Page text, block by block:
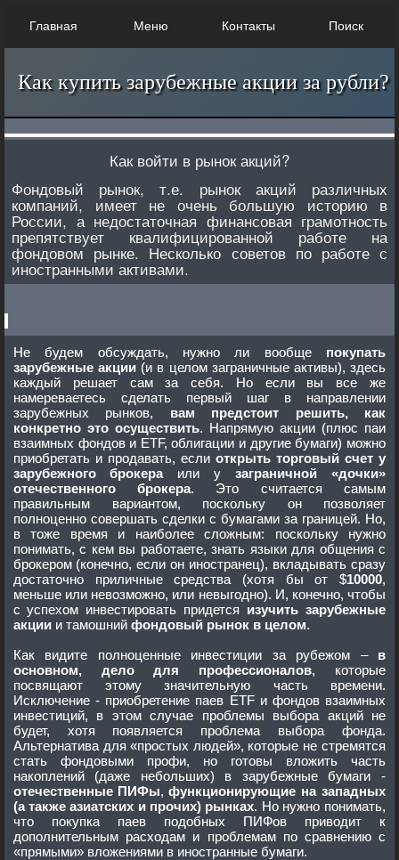
Главная Меню Контакты Поиск
Как купить зарубежные акции за рубли?
Как войти в рынок акций?
Фондовый рынок, т.е. рынок акций различных
компаний, имеет не очень большую историю в
России, а недостаточная финансовая грамотность
препятствует квалифицированной работе на
фондовом рынке. Несколько советов по работе с
иностранными активами.
Не будем обсуждать, нужно ли вообще покупать
зарубежные акции (и в целом заграничные активы), здесь
каждый решает сам за себя. Но если вы все же
намереваетесь сделать первый шаг в направлении
зарубежных рынков, вам предстоит решить, как
конкретно это осуществить. Напрямую акции (плюс паи
взаимных фондов и ETF, облигации и другие бумаги) можно
приобретать и продавать, если открыть торговый счет у
зарубежного брокераили у заграничной «дочки»
отечественного брокера. Это считается самым
правильным вариантом, поскольку он позволяет
полноценно совершать сделки с бумагами за границей. Но,
в тоже время и наиболее сложным: поскольку нужно
понимать, с кем вы работаете, знать языки для общения с
брокером (конечно, если он иностранец), вкладывать сразу
достаточно приличные средства (хотя бы от $10000,
меньше или невозможно, или невыгодно). И, конечно, чтобы
с успехом инвестировать придется изучить зарубежные
акции и тамошний фондовый рынок в целом.
Как видите полноценные инвестиции за рубежом – в
основном, дело для профессионалов, которые
посвящают этому значительную часть времени.
Исключение - приобретение паев ETF и фондов взаимных
инвестиций, в этом случае проблемы выбора акций не
будет, хотя появляется проблема выбора фонда.
Альтернатива для «простых людей», которые не стремятся
стать фондовыми профи, но готовы вложить часть
накоплений (даже небольших) в зарубежные бумаги -
отечественные ПИФы, функционирующие на западных
(а также азиатских и прочих) рынках. Но нужно понимать,
что покупка паев подобных ПИФов приводит к
дополнительным расходам и проблемам по сравнению с
«прямыми» вложениями в иностранные бумаги.